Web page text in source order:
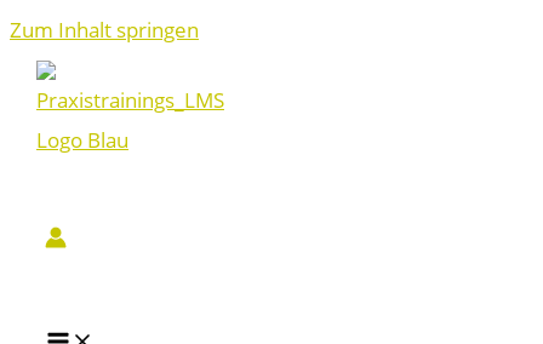
Zum Inhalt springen